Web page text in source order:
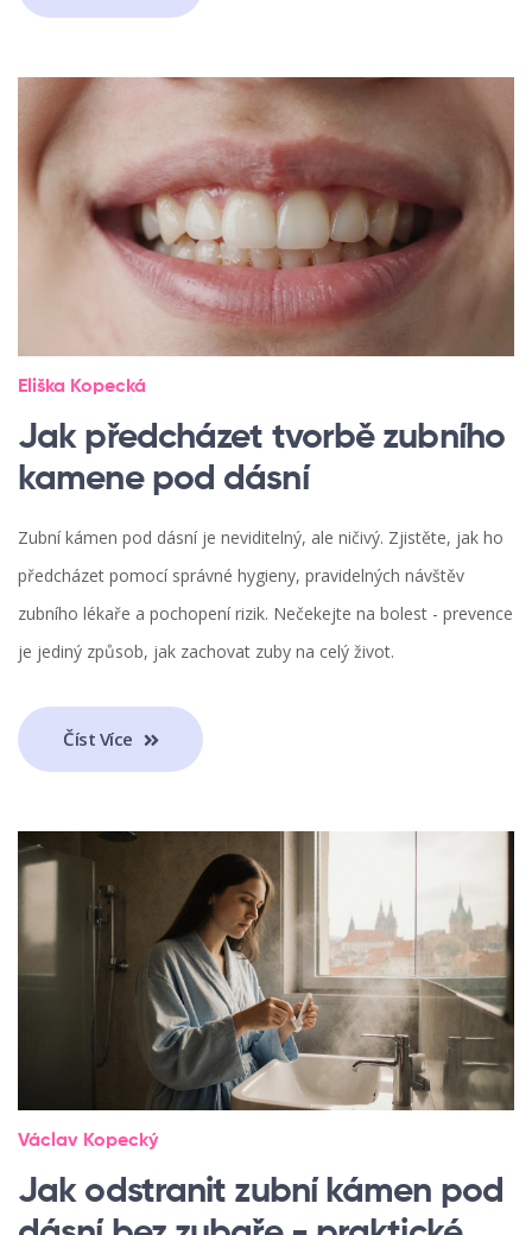
Eliška Kopecká
Jak předcházet tvorbě zubního
kamene pod dásní
Zubní kámen pod dásní je neviditelný, ale ničivý. Zjistěte, jak ho
předcházet pomocí správné hygieny, pravidelných návštěv
zubního lékaře a pochopení rizik. Nečekejte na bolest - prevence
je jediný způsob, jak zachovat zuby na celý život.
Číst Více
Václav Kopecký
Jak odstranit zubní kámen pod